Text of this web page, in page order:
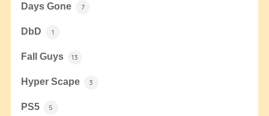
Days Gone 7
DbD 1
Fall Guys 13
Hyper Scape 3
PS5 5